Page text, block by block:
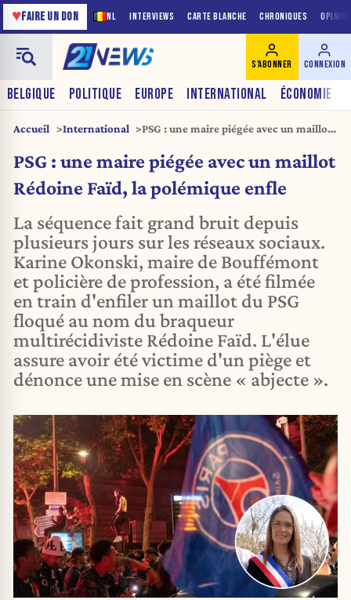
NL INTERVIEWS CARTE BLANCHE CHRONIQUES
♥FAIRE UN DON
BELGIQUE POLITIQUE EUROPE INTERNATIONAL ÉCONOMIE
S'ABONNER CONNEXION
Accueil International
PSG : une maire piégée avec un maillot
PSG : une maire piégée avec un maillot
Rédoine Faïd, la polémique enfle
La séquence fait grand bruit depuis
plusieurs jours sur les réseaux sociaux.
Karine Okonski, maire de Bouffémont
et policière de profession, a été filmée
en train d'enfiler un maillot du PSG
floqué au nom du braqueur
multirécidiviste Rédoine Faïd. L'élue
assure avoir été victime d'un piège et
dénonce une mise en scène « abjecte ».